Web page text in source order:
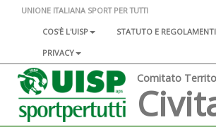
UNIONE ITALIANA SPORT PER TUTTI
COS'È L'UISP
STATUTO E REGOLAMENTI
PRIVACY
Comitato